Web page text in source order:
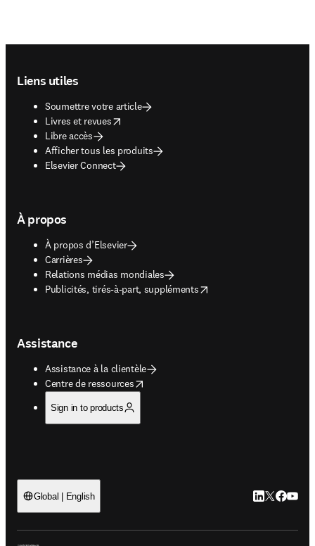
Liens utiles
Soumettre votre article
Livres et revues
opens in new tab/window
Libre accès
Afficher tous les produits
Elsevier Connect
À propos
À propos d’Elsevier
Carrières
Relations médias mondiales
Publicités, tirés-à-part, suppléments
opens in new tab/window
Assistance
Assistance à la clientèle
Centre de ressources
opens in new tab/window
Sign in to products
Global | English LinkedIn
Twitter